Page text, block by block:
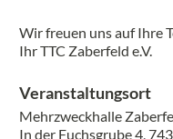
Wir freuen uns auf Ihre
Ihr TTC Zaberfeld e.V.
Veranstaltungsort
Mehrzweckhalle
In der Fuchsgrube 4,